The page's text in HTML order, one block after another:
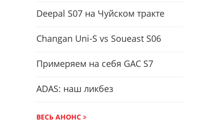
Deepal S07 на Чуйском тракте
Changan Uni-S vs Soueast S06
Примеряем на себя GAC S7
ADAS: наш ликбез
ВЕСЬ АНОНС